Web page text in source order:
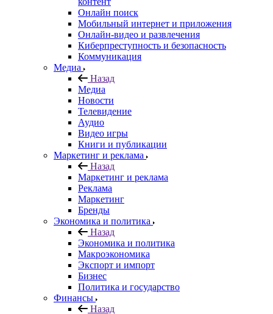
Онлайн поиск
Мобильный интернет и приложения
Онлайн-видео и развлечения
Киберпреступность и безопасность
Коммуникация
Медиа
Назад
Медиа
Новости
Телевидение
Аудио
Видео игры
Книги и публикации
Маркетинг и реклама
Назад
Маркетинг и реклама
Реклама
Маркетинг
Бренды
Экономика и политика
Назад
Экономика и политика
Макроэкономика
Экспорт и импорт
Бизнес
Политика и государство
Финансы
Назад